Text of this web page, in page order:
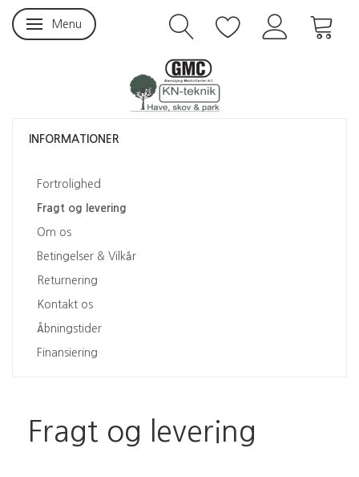
Skifte navigation
Menu
INFORMATIONER
Fortrolighed
Fragt og levering
Om os
Betingelser & Vilkår
Returnering
Kontakt os
Åbningstider
Finansiering
Fragt og levering